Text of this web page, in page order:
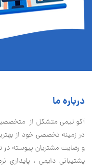
درباره ما
آكو تيمی متشکل از
در زمینه تخصصی خود از
و رضایت مشتریان پیوسته
پشتیبانی دايمی ، پایداری